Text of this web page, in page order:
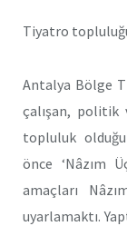
Tiyatro topluluğu
Antalya Bölge
çalışan, politik
topluluk
önce ‘Nâzım
amaçları
uyarlamaktı.